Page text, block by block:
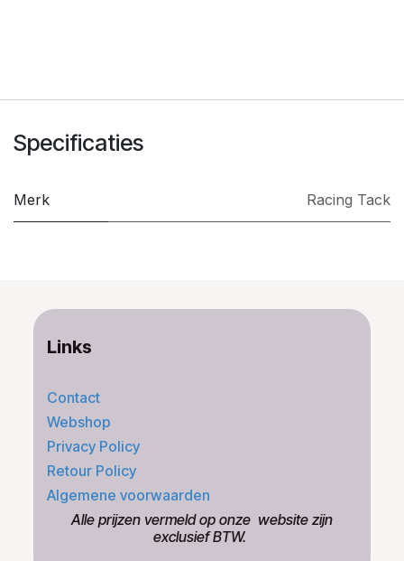
Specificaties
Merk ​Racing Tack
Links
Contact
Webshop
Privacy Policy
Retour Policy
Algemene voorwaarden
​Alle prijzen vermeld op onze ​website zijn
exclusief BTW.